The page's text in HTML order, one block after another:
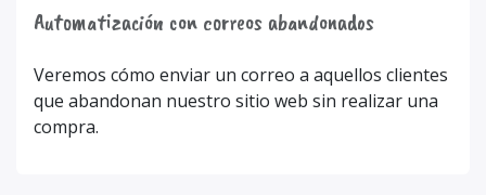
Automatización con correos abandonados
Veremos cómo enviar un correo a aquellos clientes
que abandonan nuestro sitio web sin realizar una
compra.